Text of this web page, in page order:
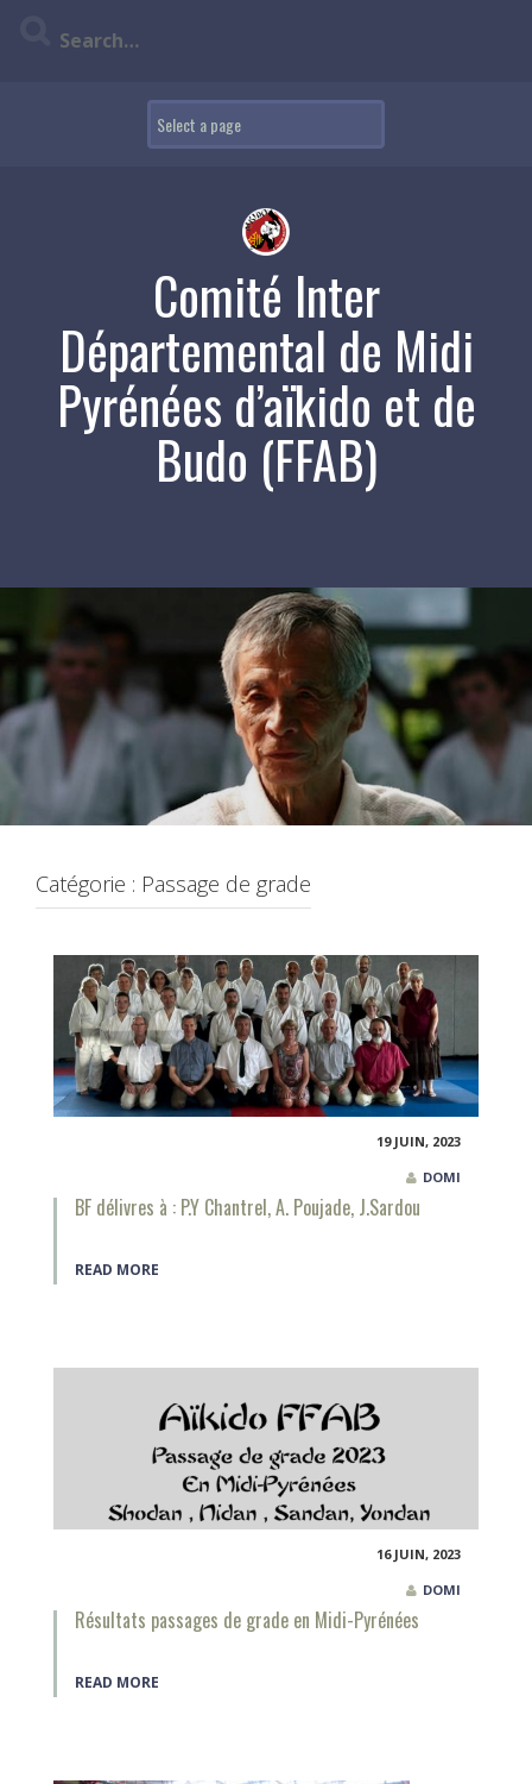
Comité Inter
Départemental de Midi
Pyrénées d’aïkido et de
Budo (FFAB)
Catégorie : Passage de grade
19 JUIN, 2023
DOMI
BF délivres à : P.Y Chantrel, A. Poujade, J.Sardou
READ MORE
16 JUIN, 2023
DOMI
Résultats passages de grade en Midi-Pyrénées
READ MORE